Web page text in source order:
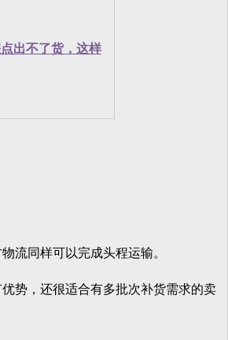
出不了货，这样
同样可以完成头程运输。
势，还很适合有多批次补货需求的卖